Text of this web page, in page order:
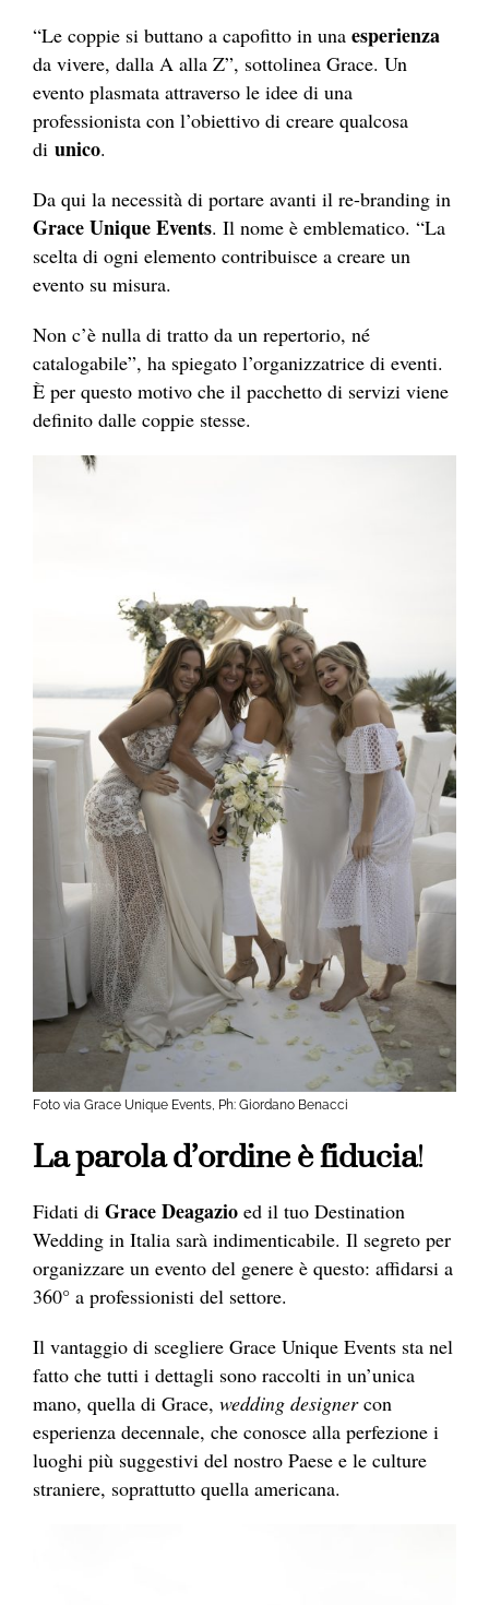
“Le coppie si buttano a capofitto in una esperienza
da vivere, dalla A alla Z”, sottolinea Grace. Un
evento plasmata attraverso le idee di una
professionista con l’obiettivo di creare qualcosa
di unico.
Da qui la necessità di portare avanti il re-branding in
Grace Unique Events. Il nome è emblematico. “La
scelta di ogni elemento contribuisce a creare un
evento su misura.
Non c’è nulla di tratto da un repertorio, né
catalogabile”, ha spiegato l’organizzatrice di eventi.
È per questo motivo che il pacchetto di servizi viene
definito dalle coppie stesse.
Foto via Grace Unique Events, Ph: Giordano Benacci
La parola d’ordine è fiducia!
Fidati di Grace Deagazio ed il tuo Destination
Wedding in Italia sarà indimenticabile. Il segreto per
organizzare un evento del genere è questo: affidarsi a
360° a professionisti del settore.
Il vantaggio di scegliere Grace Unique Events sta nel
fatto che tutti i dettagli sono raccolti in un’unica
mano, quella di Grace, wedding designercon
esperienza decennale, che conosce alla perfezione i
luoghi più suggestivi del nostro Paese e le culture
straniere, soprattutto quella americana.